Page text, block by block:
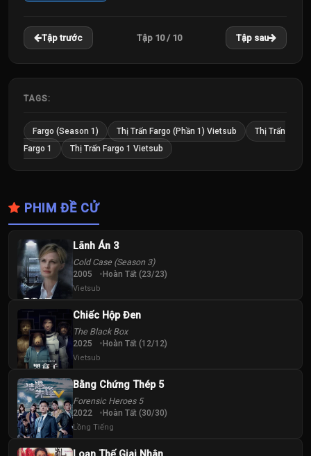
Tập trước Tập 10 / 10 Tập sau
TAGS:
Fargo (Season 1) Thị Trấn Fargo (Phần 1) Vietsub
Thị Trấn
Fargo 1
Thị Trấn Fargo 1 Vietsub
PHIM ĐỀ CỬ
Lãnh Án 3
Cold Case (Season 3)
2005 Hoàn Tất (23/23)
Vietsub
Chiếc Hộp Đen
The Black Box
2025 Hoàn Tất (12/12)
Vietsub
Bằng Chứng Thép 5
Forensic Heroes 5
2022 Hoàn Tất (30/30)
Lồng Tiếng